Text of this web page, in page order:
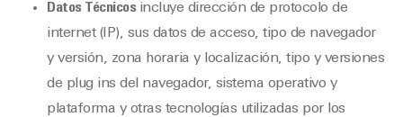
Datos Técnicos incluye dirección de protocolo de
internet (IP), sus datos de acceso, tipo de navegador
y versión, zona horaria y localización, tipo y versiones
de plug ins del navegador, sistema operativo y
plataforma y otras tecnologías utilizadas por los